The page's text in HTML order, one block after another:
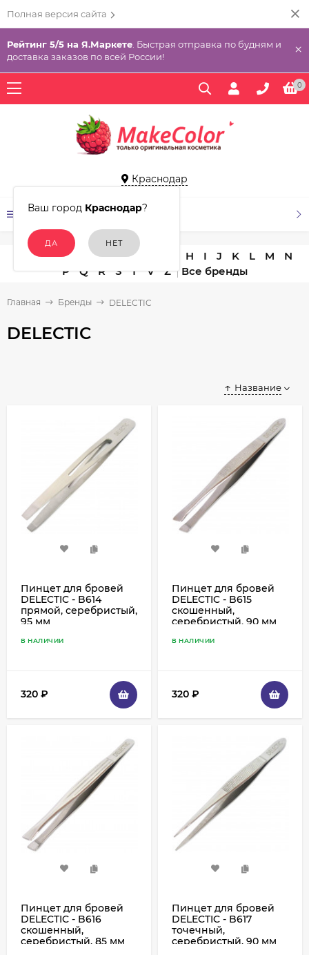
Полная версия сайта
Рейтинг 5/5 на Я.Маркете . Быстрая отправка по будням и
доставка заказов по всей России!
×
0
Краснодар
Ваш город Краснодар?
КАТАЛОГ ТОВАРОВ
A C D E H I J K L M
N
P
Q R S T V Z
Главная Бренды DELECTIC
DELECTIC
Название
Пинцет для бровей
DELECTIC - B614
прямой, серебристый,
95 мм
В НАЛИЧИИ
320 ₽
Пинцет для бровей
DELECTIC - B615
скошенный,
серебристый, 90 мм
В НАЛИЧИИ
320 ₽
Пинцет для бровей
DELECTIC - B616
скошенный,
серебристый, 85 мм
Пинцет для бровей
DELECTIC - B617
точечный,
серебристый, 90 мм